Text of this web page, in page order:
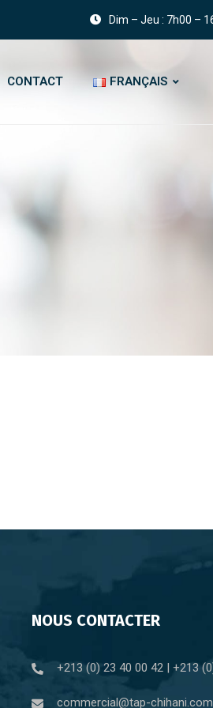
Dim – Jeu : 7h00 –
CONTACT FRANÇAIS
NOUS CONTACTER
+213 (0) 23 40 00 42 | +213
commercial@tap-chihani.com